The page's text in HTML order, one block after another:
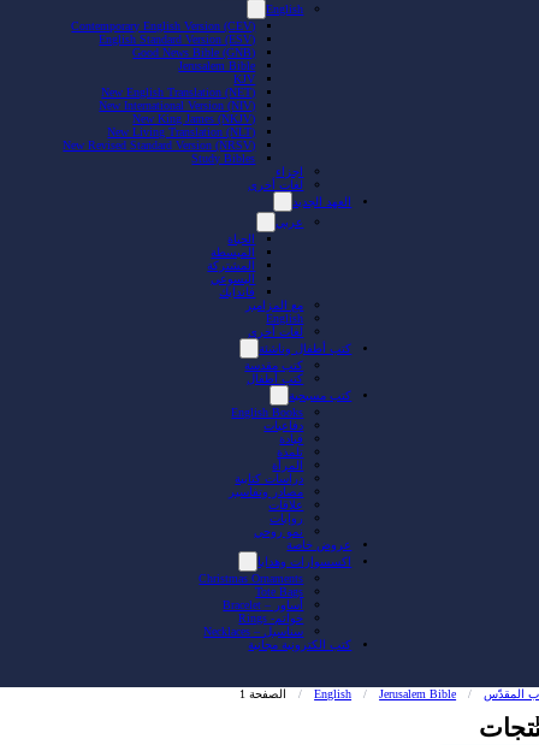
English
Contemporary English Version (CEV)
English Standard Version (ESV)
Good News Bible (GNB)
Jerusalem Bible
KJV
New English Translation (NET)
New International Version (NIV)
New King James (NKJV)
New Living Translation (NLT)
New Revised Standard Version (NRSV)
Study Bibles
اجزاء
لغات أخرى
العهد الجديد
عربي
الحياة
المبسطة
المشتركة
اليسوعي
فاندايك
مع المزامير
English
لغات أخرى
كتب أطفال وناشئة
كتب مقدسة
كتب أطفال
كتب مسيحية
English Books
دفاعيات
قيادة
تلمذة
المرأة
دراسات كتابية
مصادر وتفاسير
علاقات
روايات
نمو روحي
عروض خاصة
اكسسوارات وهدايا
Christmas Ornaments
Tote Bags
أساور – Bracelet
خواتم- Rings
سناسيل – Necklaces
كتب الكترونية مجانية
المقدّس /
English / Jerusalem Bible
/ الصفحة 1